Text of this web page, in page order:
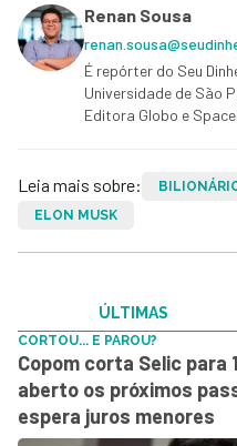
Renan Sousa
É repórter do Seu
Universidade de São
Editora Globo e
Leia mais sobre:
ELON MUSK
ÚLTIMAS
CORTOU... E PAROU?
Copom corta Selic para
aberto os próximos
espera juros menores